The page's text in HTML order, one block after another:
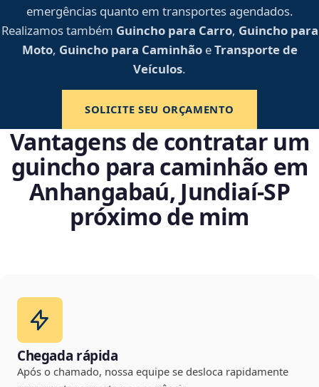
emergências quanto em transportes agendados.
Realizamos também Guincho para Carro, Guincho para
Moto, Guincho para CaminhãoeTransporte de
Veículos.
SOLICITE SEU ORÇAMENTO
Vantagens de contratar um
guincho para caminhão em
Anhangabaú, Jundiaí‑SP
próximo de mim
Chegada rápida
Após o chamado, nossa equipe se desloca rapidamente